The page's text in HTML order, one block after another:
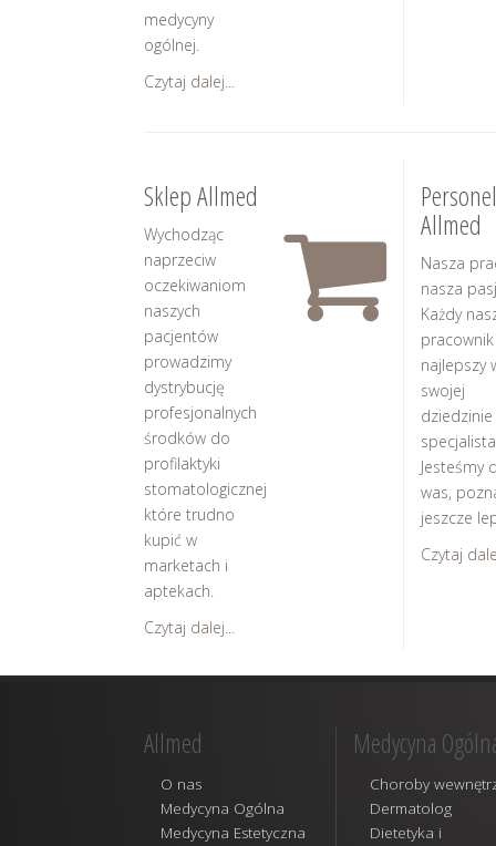
medycyny
ogólnej.
Czytaj dalej...
Sklep Allmed
Wychodząc
naprzeciw
oczekiwaniom
naszych
pacjentów
prowadzimy
dystrybucję
profesjonalnych
środków do
profilaktyki
stomatologicznej
które trudno
kupić w
marketach i
aptekach.
Czytaj dalej...
Personel
Allmed
Nasza
nasza
Każdy
najlepszy
swojej
dziedzinie
Jesteśmy
was,
jeszcze
Czytaj
Allmed
O nas
Medycyna Ogólna
Medycyna Estetyczna
Medycyna
Choroby
Dermatolog
Dietetyka i